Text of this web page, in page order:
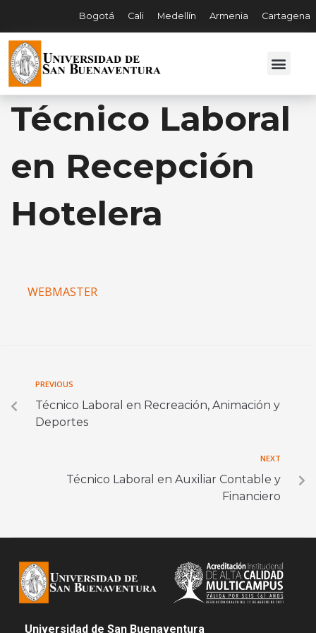
Bogotá Cali Medellín Armenia Cartagena
Técnico Laboral
en Recepción
Hotelera
WEBMASTER
PREVIOUS
Técnico Laboral en Recreación, Animación y
Deportes
NEXT
Técnico Laboral en Auxiliar Contable y
Financiero
Universidad de San Buenaventura